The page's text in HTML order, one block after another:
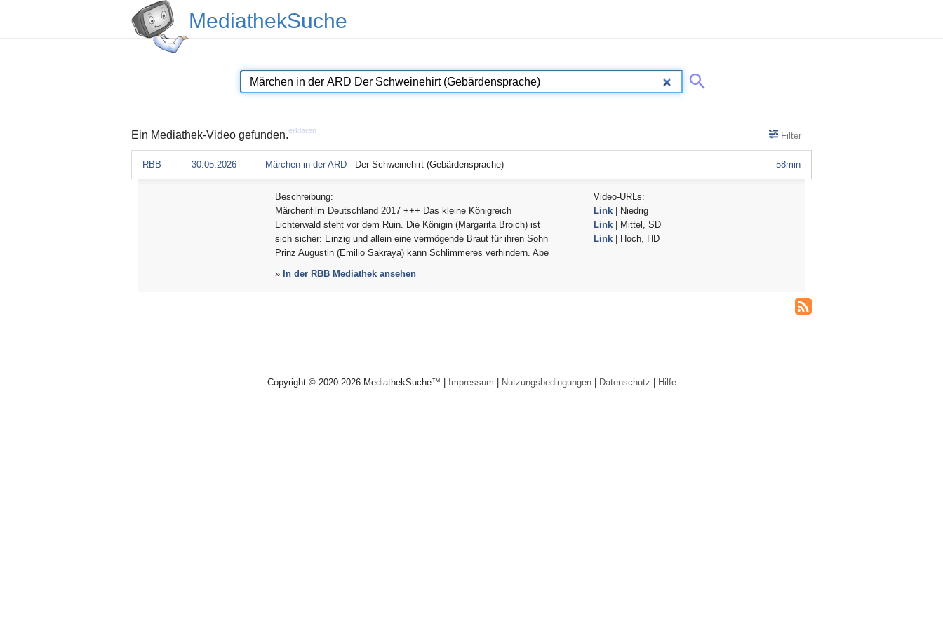
MediathekSuche
Ein Mediathek-Video gefunden.erklären Filter
58min
RBB 30.05.2026 Märchen in der ARD - Der Schweinehirt (Gebärdensprache)
Beschreibung:
Märchenfilm Deutschland 2017 +++ Das kleine Königreich
Lichterwald steht vor dem Ruin. Die Königin (Margarita Broich) ist
sich sicher: Einzig und allein eine vermögende Braut für ihren Sohn
Prinz Augustin (Emilio Sakraya) kann Schlimmeres verhindern. Abe
» In der RBB Mediathek ansehen
Video-URLs:
Link| Niedrig
Link| Mittel, SD
Link| Hoch, HD
Copyright © 2020-2026 MediathekSuche™ | Impressum | Nutzungsbedingungen| Datenschutz | Hilfe